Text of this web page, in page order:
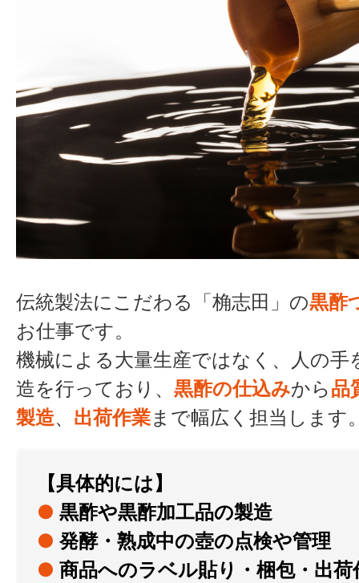
伝統製法にこだわる「桷志田」の黒酢
お仕事です。
機械による大量生産ではなく、人の手
造を行っており、 黒酢の仕込みから品
製造、 出荷作業まで幅広く担当します
【具体的には】
● 黒酢や黒酢加工品の製造
● 発酵・熟成中の壺の点検や管理
● 商品へのラベル貼り・梱包・出荷